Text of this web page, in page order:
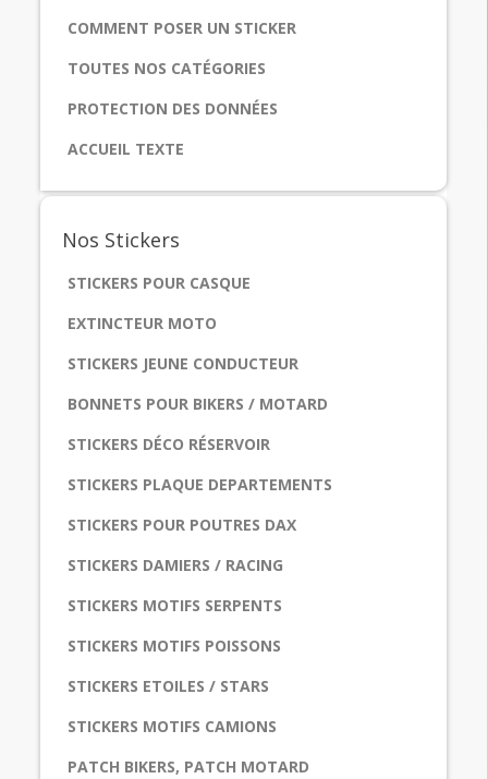
COMMENT POSER UN STICKER
TOUTES NOS CATÉGORIES
PROTECTION DES DONNÉES
ACCUEIL TEXTE
Nos Stickers
STICKERS POUR CASQUE
EXTINCTEUR MOTO
STICKERS JEUNE CONDUCTEUR
BONNETS POUR BIKERS / MOTARD
STICKERS DÉCO RÉSERVOIR
STICKERS PLAQUE DEPARTEMENTS
STICKERS POUR POUTRES DAX
STICKERS DAMIERS / RACING
STICKERS MOTIFS SERPENTS
STICKERS MOTIFS POISSONS
STICKERS ETOILES / STARS
STICKERS MOTIFS CAMIONS
PATCH BIKERS, PATCH MOTARD